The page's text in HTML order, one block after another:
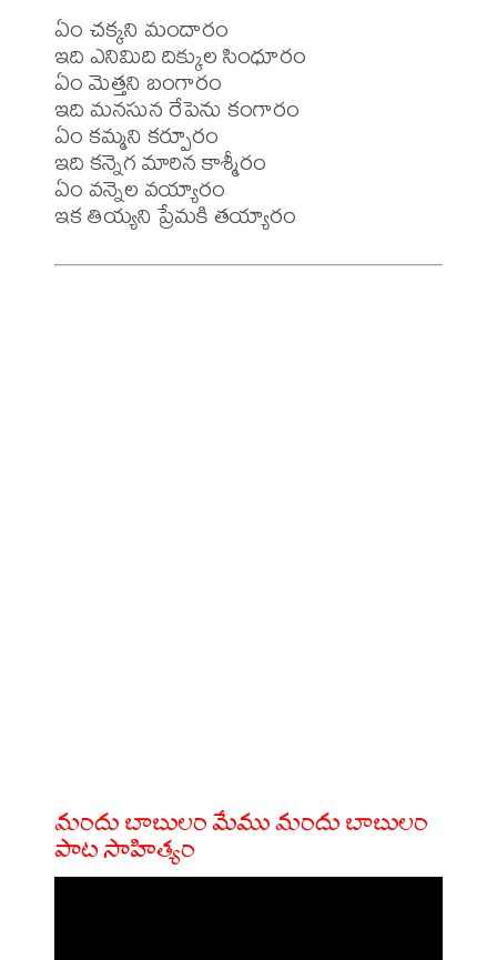
ఏం చక్కని మందారం
ఇది ఎనిమిది దిక్కుల సింధూరం
ఏం మెత్తని బంగారం
ఇది మనసున రేపెను కంగారం
ఏం కమ్మని కర్పూరం
ఇది కన్నెగ మారిన కాశ్మీరం
ఏం వన్నెల వయ్యారం
మందు బాబులం మేము మందు బాబులం
పాట సాహిత్యం